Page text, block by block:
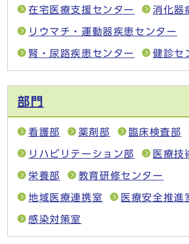
在宅医療支援センター 消化器
リウマチ・運動器疾患センター
腎・尿路疾患センター 健診セ
部門
看護部 薬剤部 臨床検査部
リハビリテーション部 医療技
栄養部 教育研修センター
地域医療連携室 医療安全推進
感染対策室